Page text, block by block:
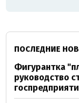
ПОСЛЕДНИЕ
Фигурантка
руководство